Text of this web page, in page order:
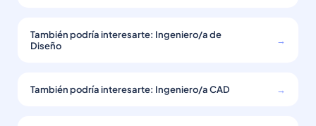
También podría interesarte: Ingeniero/a de
Diseño
→
También podría interesarte: Ingeniero/a CAD →